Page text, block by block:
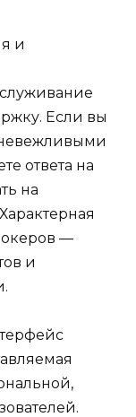
и
Если вы
ответа на
на
—
и